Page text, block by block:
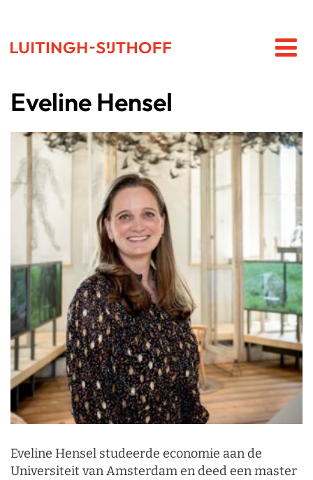
Eveline Hensel
Eveline Hensel studeerde economie aan de
Universiteit van Amsterdam en deed een master